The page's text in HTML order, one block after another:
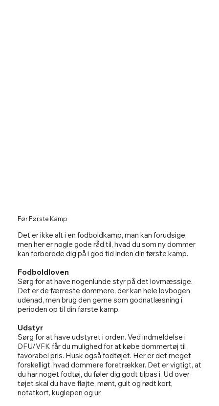
Det er ikke alt i en fodboldkamp, man kan forudsige,
men her er nogle gode råd til, hvad du som ny dommer
kan forberede dig på i god tid inden din første kamp.
Fodboldloven
Sørg for at have nogenlunde styr på det lovmæssige.
Det er de færreste dommere, der kan hele lovbogen
udenad, men brug den gerne som godnatlæsning i
perioden op til din første kamp.
Udstyr
Sørg for at have udstyret i orden. Ved indmeldelse i
DFU/VFK får du mulighed for at købe dommertøj til
favorabel pris. Husk også fodtøjet. Her er det meget
forskelligt, hvad dommere foretrækker. Det er vigtigt, at
du har noget fodtøj, du føler dig godt tilpas i. Ud over
tøjet skal du have fløjte, mønt, gult og rødt kort,
notatkort, kuglepen og ur.
Før Første Kamp